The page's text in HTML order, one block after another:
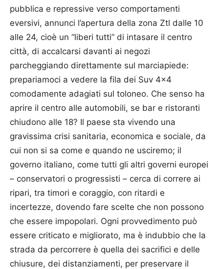
pubblica e repressive verso comportamenti
eversivi, annunci l’apertura della zona Ztl dalle 10
alle 24, cioè un “liberi tutti” di intasare il centro
città, di accalcarsi davanti ai negozi
parcheggiando direttamente sul marciapiede:
prepariamoci a vedere la fila dei Suv 4×4
comodamente adagiati sul toloneo. Che senso ha
aprire il centro alle automobili, se bar e ristoranti
chiudono alle 18? Il paese sta vivendo una
gravissima crisi sanitaria, economica e sociale, da
cui non si sa come e quando ne usciremo; il
governo italiano, come tutti gli altri governi europei
– conservatori o progressisti – cerca di correre ai
ripari, tra timori e coraggio, con ritardi e
incertezze, dovendo fare scelte che non possono
che essere impopolari. Ogni provvedimento può
essere criticato e migliorato, ma è indubbio che la
strada da percorrere è quella dei sacrifici e delle
chiusure, dei distanziamenti, per preservare il